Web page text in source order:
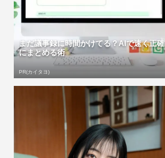
まだ議事録に時間かけてる？AIで速く正確
にまとめる術
PR(カイタヨ)